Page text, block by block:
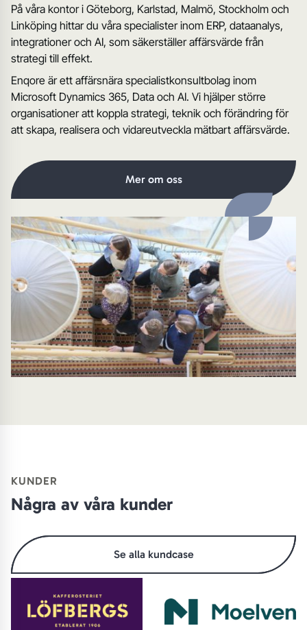
På våra kontor i Göteborg, Karlstad, Malmö, Stockholm och
Linköping hittar du våra specialister inom ERP, dataanalys,
integrationer och AI, som säkerställer affärsvärde från
strategi till effekt.
Enqore är ett affärsnära specialistkonsultbolag inom
Microsoft Dynamics 365, Data och AI. Vi hjälper större
organisationer att koppla strategi, teknik och förändring för
att skapa, realisera och vidareutveckla mätbart affärsvärde.
Mer om oss
KUNDER
Några av våra kunder
Se alla kundcase